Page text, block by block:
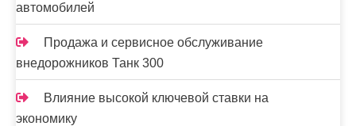
автомобилей
Продажа и сервисное обслуживание
внедорожников Танк 300
Влияние высокой ключевой ставки на
экономику